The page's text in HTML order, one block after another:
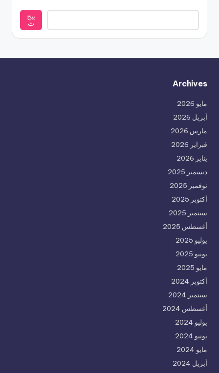
يبح
ث
Archives
مايو 2026
أبريل 2026
مارس 2026
فبراير 2026
يناير 2026
ديسمبر 2025
نوفمبر 2025
أكتوبر 2025
سبتمبر 2025
أغسطس 2025
يوليو 2025
يونيو 2025
مايو 2025
أكتوبر 2024
سبتمبر 2024
أغسطس 2024
يوليو 2024
يونيو 2024
مايو 2024
أبريل 2024